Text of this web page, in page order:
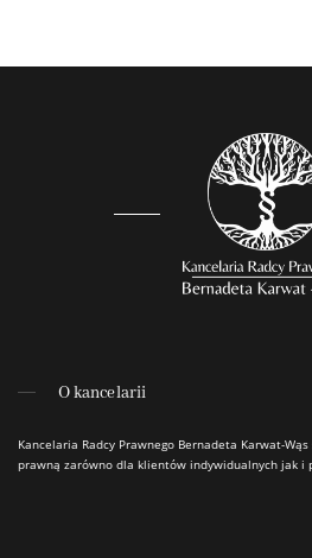
O kancelarii
Kancelaria Radcy Prawnego Bernadeta Karwat-
prawną zarówno dla klientów indywidualnych jak i